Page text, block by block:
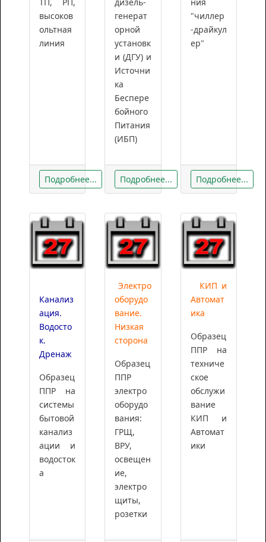
высоков
ольтная
линия
Подробнее...
генерат
орной
установк
и (ДГУ) и
Источни
ка
Беспере
бойного
Питания
(ИБП)
Подробнее...
"чиллер
-драйкул
ер"
Подробнее...
Канализ
ация.
Водосто
к.
Дренаж
Образец
ППР на
системы
бытовой
канализ
ации и
водосток
а
Электро
оборудо
вание.
Низкая
сторона
Образец
ППР
электро
оборудо
вания:
ГРЩ,
ВРУ,
освещен
ие,
электро
щиты,
розетки
КИП и
Автомат
ика
Образец
ППР на
техниче
ское
обслужи
вание
КИП и
Автомат
ики